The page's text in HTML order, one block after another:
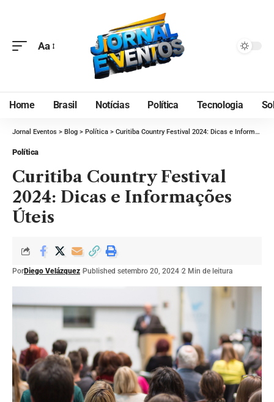
Aa
Home Brasil Notícias Política Tecnologia
Jornal Eventos > Blog > Política > Curitiba Country Festival 2024: Dicas e Informações Úteis
Política
Curitiba Country Festival
2024: Dicas e Informações
Úteis
PorDiego Velázquez Published setembro 20, 2024 2 Min de leitura